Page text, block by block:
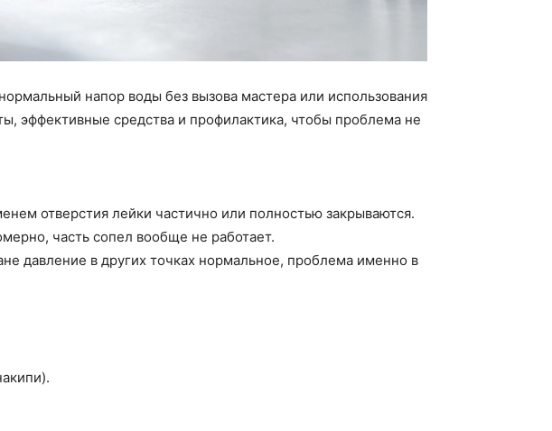
напор воды без вызова мастера или использования
эффективные средства и профилактика, чтобы проблема не
отверстия лейки частично или полностью закрываются.
часть сопел вообще не работает.
давление в других точках нормальное, проблема именно в